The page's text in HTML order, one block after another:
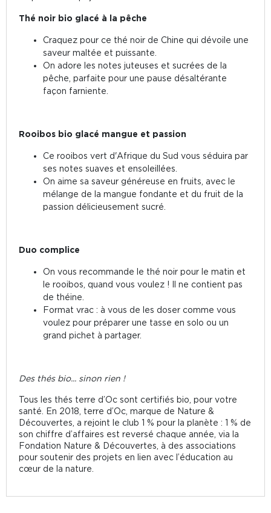
Thé noir bio glacé à la pêche
Craquez pour ce thé noir de Chine qui dévoile une
saveur maltée et puissante.
On adore les notes juteuses et sucrées de la
pêche, parfaite pour une pause désaltérante
façon farniente.
Rooibos bio glacé mangue et passion
Ce rooibos vert d'Afrique du Sud vous séduira par
ses notes suaves et ensoleillées.
On aime sa saveur généreuse en fruits, avec le
mélange de la mangue fondante et du fruit de la
passion délicieusement sucré.
Duo complice
On vous recommande le thé noir pour le matin et
le rooibos, quand vous voulez ! Il ne contient pas
de théine.
Format vrac : à vous de les doser comme vous
voulez pour préparer une tasse en solo ou un
grand pichet à partager.
Des thés bio... sinon rien !
Tous les thés terre d’Oc sont certifiés bio, pour votre
santé. En 2018, terre d’Oc, marque de Nature &
Découvertes, a rejoint le club 1 % pour la planète : 1 % de
son chiffre d’affaires est reversé chaque année, via la
Fondation Nature & Découvertes, à des associations
pour soutenir des projets en lien avec l’éducation au
cœur de la nature.